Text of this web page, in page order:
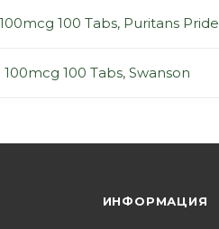
100 Tabs, Puritans Pride
100mcg 100 Tabs, Swanson
ИНФОРМАЦИЯ